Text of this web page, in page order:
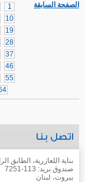
1
10
19
28
37
46
55
الصفحة السابقة
اتصل بنا
بناية اللعازرية، الطابق
صندوق بريد: 113-7251
بيروت، لبنان